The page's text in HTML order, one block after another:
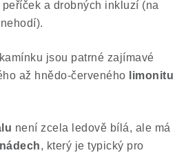
a drobných inkluzí (na
jsou patrné zajímavé
až hnědo-červeného
limonitu
není zcela ledově bílá, ale má
, který je typický pro